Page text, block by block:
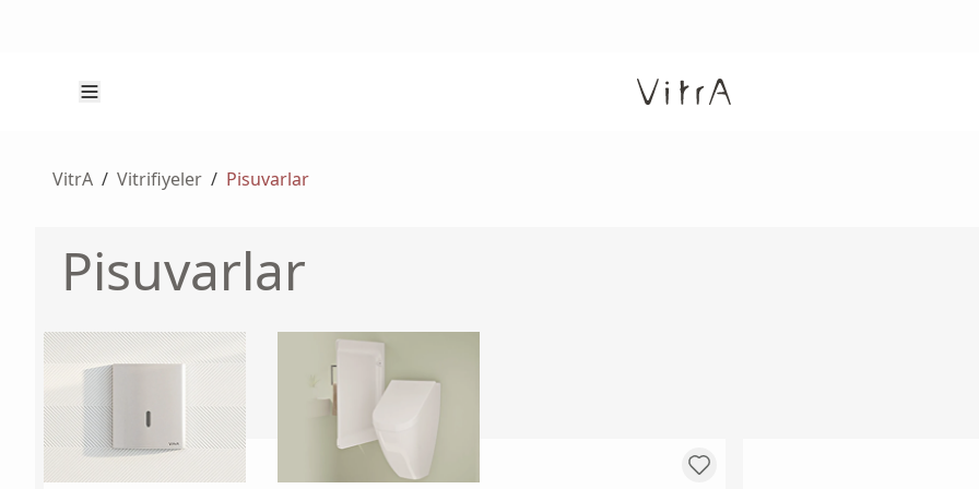
VitrA / Vitrifiyeler / Pisuvarlar
Pisuvarlar